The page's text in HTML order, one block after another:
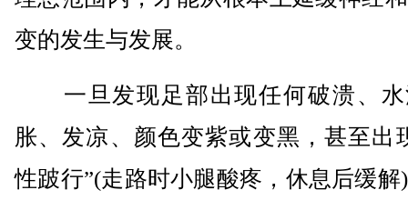
变的发生与发展。
一旦发现足部出现任何破溃、水
胀、发凉、颜色变紫或变黑，甚至出
性跛行”(走路时小腿酸疼，休息后缓解